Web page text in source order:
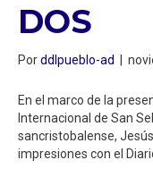
DOS
Porddlpueblo-ad |
En el marco de la
Internacional de San
sancristobalense,
impresiones con el